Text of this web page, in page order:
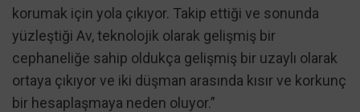
korumak için yola çıkıyor. Takip ettiği ve sonunda
yüzleştiği Av, teknolojik olarak gelişmiş bir
cephaneliğe sahip oldukça gelişmiş bir uzaylı olarak
ortaya çıkıyor ve iki düşman arasında kısır ve korkunç
bir hesaplaşmaya neden oluyor.”